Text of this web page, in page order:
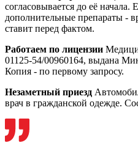
согласовывается до её начала.
дополнительные препараты -
ставит перед фактом.
Работаем по лицензии
01125-54/00960164, выдана
Копия - по первому запросу.
Незаметный приезд
врач в гражданской одежде.